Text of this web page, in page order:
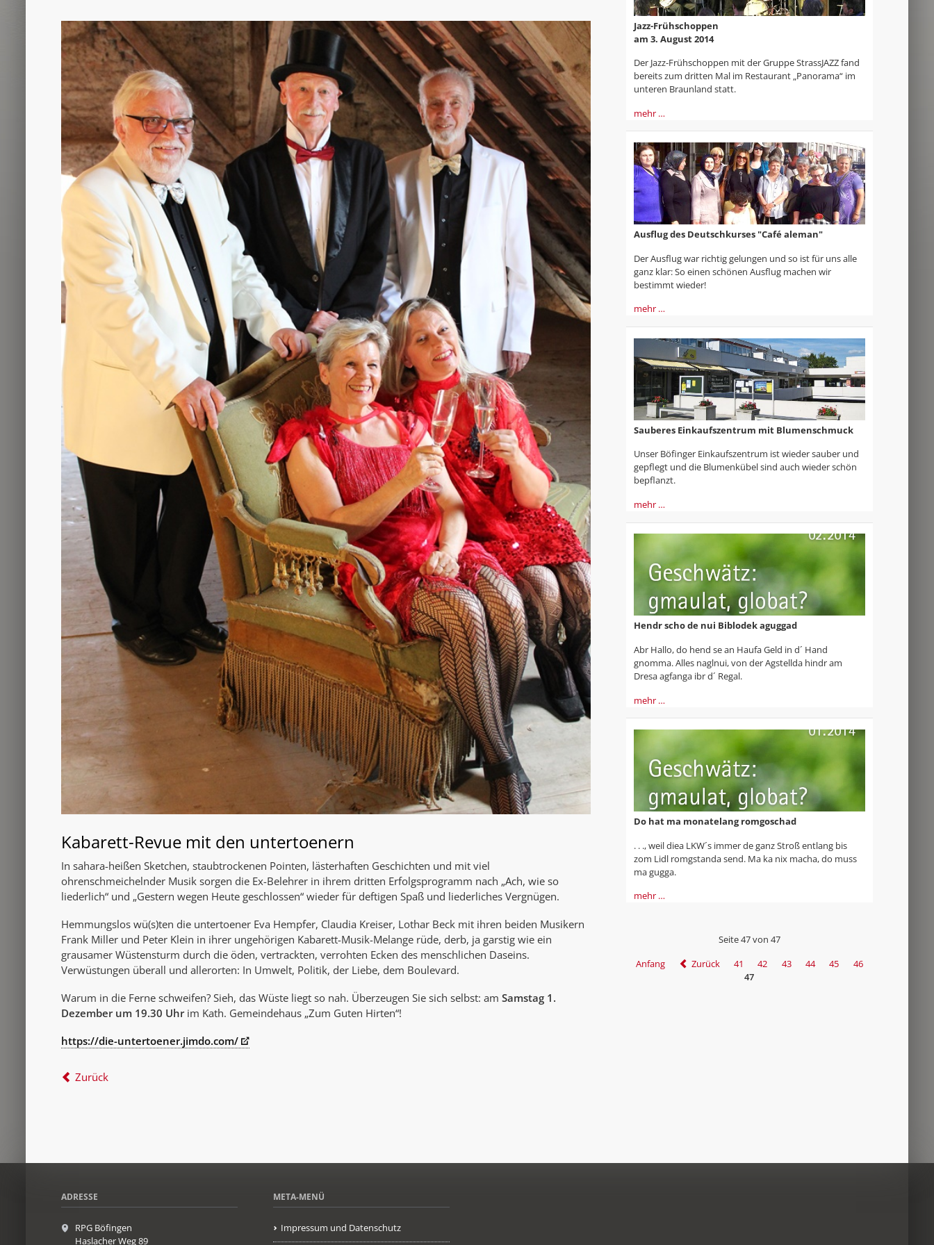
AK Unterwegs in Böfingen
Kabarett-Revue mit den untertoenern
In sahara-heißen Sketchen, staubtrockenen Pointen, lästerhaften Geschichten und mit viel
ohrenschmeichelnder Musik sorgen die Ex-Belehrer in ihrem dritten Erfolgsprogramm nach „Ach, wie so
liederlich“ und „Gestern wegen Heute geschlossen“ wieder für deftigen Spaß und liederliches Vergnügen.
Hemmungslos wü(s)ten die untertoener Eva Hempfer, Claudia Kreiser, Lothar Beck mit ihren beiden Musikern
Frank Miller und Peter Klein in ihrer ungehörigen Kabarett-Musik-Melange rüde, derb, ja garstig wie ein
grausamer Wüstensturm durch die öden, vertrackten, verrohten Ecken des menschlichen Daseins.
Verwüstungen überall und allerorten: In Umwelt, Politik, der Liebe, dem Boulevard.
Warum in die Ferne schweifen? Sieh, das Wüste liegt so nah. Überzeugen Sie sich selbst: am Samstag 1.
Dezember um 19.30 Uhrim Kath. Gemeindehaus „Zum Guten Hirten“!
https://die-untertoener.jimdo.com/
Zurück
Jazz-Frühschoppen
am 3. August 2014
Der Jazz-Frühschoppen mit der Gruppe StrassJAZZ fand
bereits zum dritten Mal im Restaurant „Panorama“ im
unteren Braunland statt.
mehr …
Ausflug des Deutschkurses "Café aleman"
Der Ausflug war richtig gelungen und so ist für uns alle
ganz klar: So einen schönen Ausflug machen wir
bestimmt wieder!
mehr …
Sauberes Einkaufszentrum mit Blumenschmuck
Unser Böfinger Einkaufszentrum ist wieder sauber und
gepflegt und die Blumenkübel sind auch wieder schön
bepflanzt.
mehr …
Hendr scho de nui Biblodek aguggad
Abr Hallo, do hend se an Haufa Geld in d´ Hand
gnomma. Alles naglnui, von der Agstellda hindr am
Dresa agfanga ibr d´ Regal.
mehr …
Do hat ma monatelang romgoschad
. . ., weil diea LKW´s immer de ganz Stroß entlang bis
zom Lidl romgstanda send. Ma ka nix macha, do muss
ma gugga.
mehr …
Seite 47 von 47
Anfang
Zurück 41 42 43 44 45
46
47
ADRESSE
RPG Böfingen
Haslacher Weg 89
META-MENÜ
Impressum und Datenschutz